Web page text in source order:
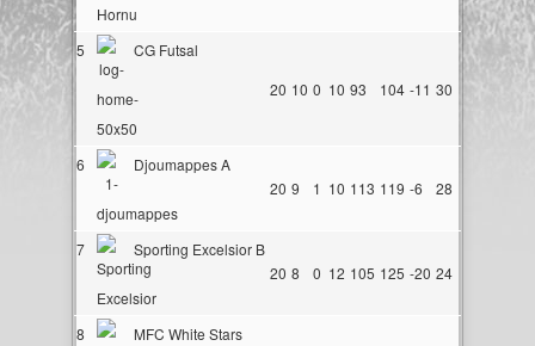
5
CG Futsal
20 10 0 10 93 104 -11 30
6
Djoumappes A
20 9 1 10 113 119 -6 28
7
Sporting Excelsior B
20 8 0 12 105 125 -20 24
8
MFC White Stars